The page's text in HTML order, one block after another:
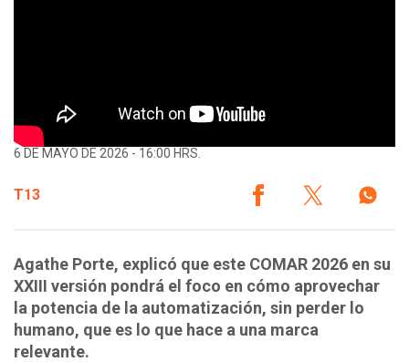
6 DE MAYO DE 2026 - 16:00 HRS.
T13
Agathe Porte, explicó que este COMAR 2026 en su
XXIII versión pondrá el foco en cómo aprovechar
la potencia de la automatización, sin perder lo
humano, que es lo que hace a una marca
relevante.